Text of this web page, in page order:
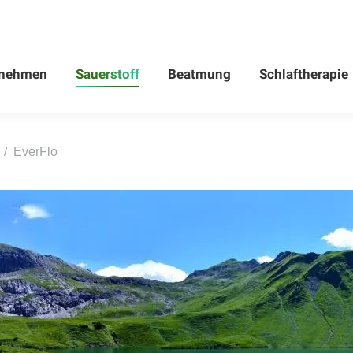
Sauerstoff Beatmung Schlaftherapie
EverFlo